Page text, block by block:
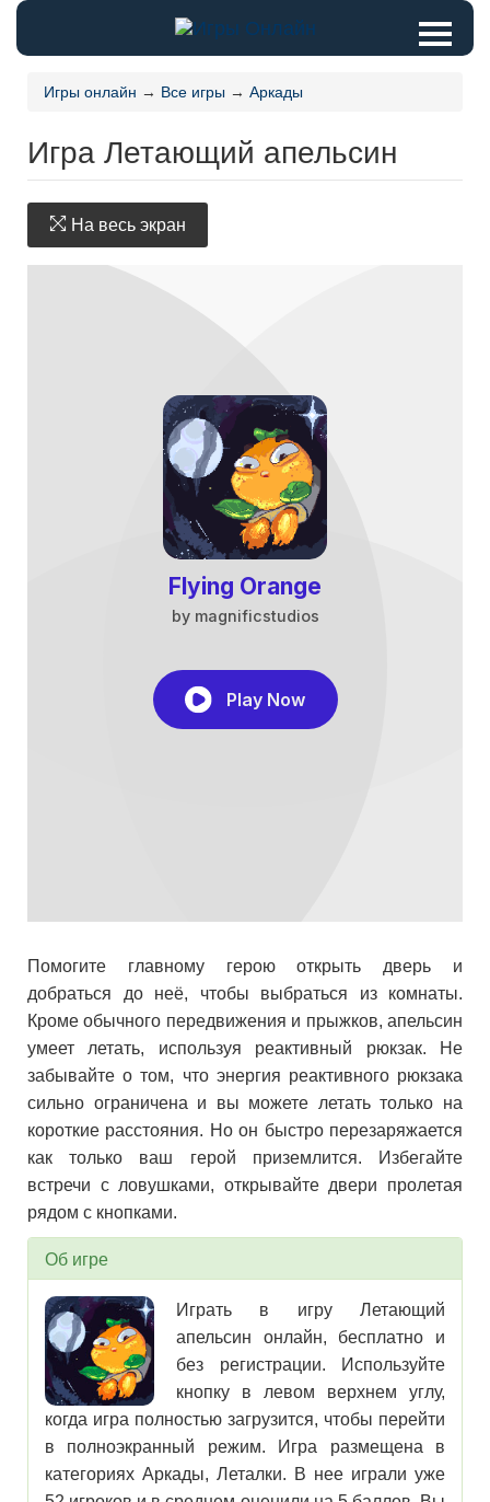
Игры онлайн → Все игры → Аркады
Игра Летающий апельсин
На весь экран
Помогите главному герою открыть дверь и
добраться до неё, чтобы выбраться из комнаты.
Кроме обычного передвижения и прыжков, апельсин
умеет летать, используя реактивный рюкзак. Не
забывайте о том, что энергия реактивного рюкзака
сильно ограничена и вы можете летать только на
короткие расстояния. Но он быстро перезаряжается
как только ваш герой приземлится. Избегайте
встречи с ловушками, открывайте двери пролетая
рядом с кнопками.
Об игре
Играть в игру Летающий
апельсин онлайн, бесплатно и
без регистрации. Используйте
кнопку в левом верхнем углу,
когда игра полностью загрузится, чтобы перейти
в полноэкранный режим. Игра размещена в
категориях Аркады, Леталки. В нее играли уже